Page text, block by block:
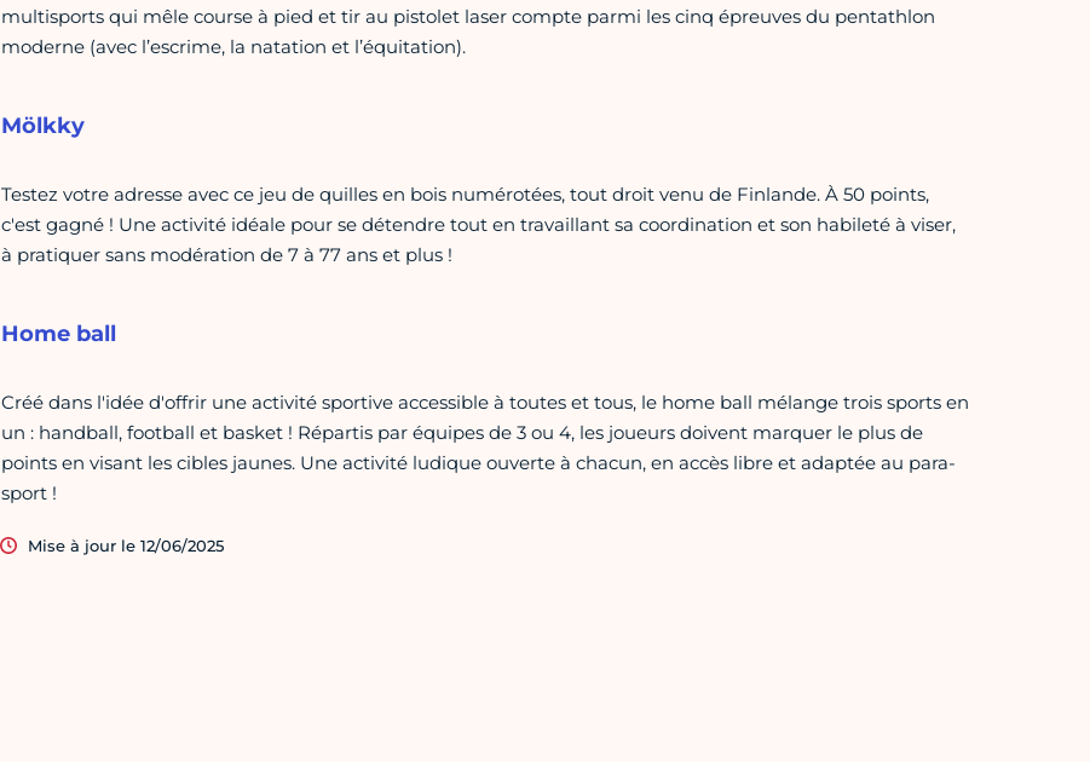
multisports qui mêle course à pied et tir au pistolet laser compte parmi les cinq épreuves du pentathlon
moderne (avec l’escrime, la natation et l’équitation).
Mölkky
Testez votre adresse avec ce jeu de quilles en bois numérotées, tout droit venu de Finlande. À 50 points,
c'est gagné ! Une activité idéale pour se détendre tout en travaillant sa coordination et son habileté à viser,
à pratiquer sans modération de 7 à 77 ans et plus !
Home ball
Créé dans l'idée d'offrir une activité sportive accessible à toutes et tous, le home ball mélange trois sports en
un : handball, football et basket ! Répartis par équipes de 3 ou 4, les joueurs doivent marquer le plus de
points en visant les cibles jaunes. Une activité ludique ouverte à chacun, en accès libre et adaptée au para-
sport !
Mise à jour le 12/06/2025